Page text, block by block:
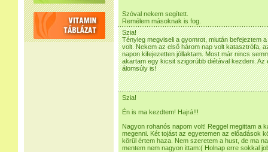
Szóval nekem segített.
Remélem másoknak is fog.
Szia!
Tényleg megviseli a gyomrot, miután befejeztem
volt. Nekem az első három nap volt katasztrófa,
napon kifejezetten jóllaktam. Most már nincs
akartam egy kicsit szigorúbb diétával kezdeni.
álomsúly is!
Szia!
Én is ma kezdtem! Hajrá!!!
Nagyon rohanós napom volt! Reggel megittam a
megenni. Két tojást az egyetemen az előadások
körül értem haza. Nem szeretem a hust, de ma
mentem nem nagyon ittam:( Holnap erre sokkal